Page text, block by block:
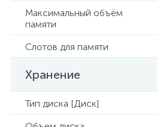
Максимальный объём
памяти
Слотов для памяти
Хранение
Тип диска [Диск]